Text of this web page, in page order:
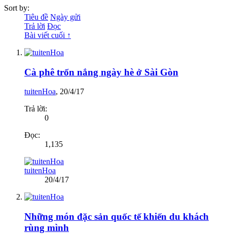
Sort by:
Tiêu đề Ngày gửi
Trả lời Đọc
Bài viết cuối ↑
Cà phê trốn nắng ngày hè ở Sài Gòn
tuitenHoa, 20/4/17
Trả lời:
0
Đọc:
1,135
tuitenHoa
20/4/17
Những món đặc sản quốc tế khiến du khách
rùng mình